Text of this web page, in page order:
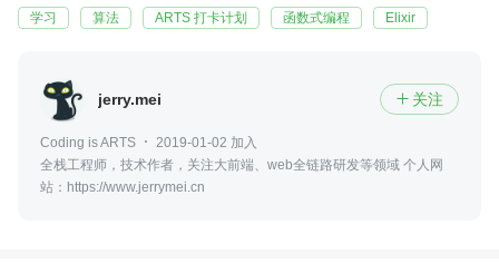
学习 算法 ARTS 打卡计划 函数式编程 Elixir
jerry.mei  关注
Coding is ARTS
2019-01-02 加入
全栈工程师，技术作者，关注大前端、web全链路研发等领域 个人网
站：https://www.jerrymei.cn